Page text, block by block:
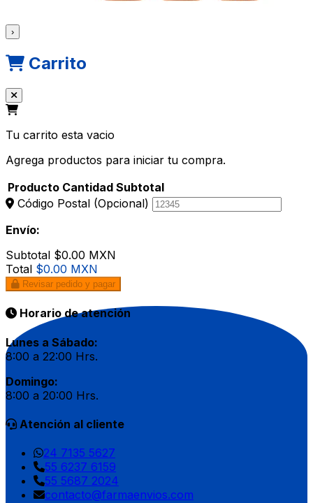
›
Carrito
Tu carrito esta vacio
Agrega productos para iniciar tu compra.
Producto Cantidad Subtotal
Código Postal (Opcional)
Envío:
Subtotal $0.00 MXN
Total $0.00 MXN
Revisar pedido y pagar
Horario de atención
Lunes a Sábado:
8:00 a 22:00 Hrs.
Domingo:
8:00 a 20:00 Hrs.
Atención al cliente
24 7135 5627
55 6237 6159
55 5687 2024
contacto@farmaenvios.com